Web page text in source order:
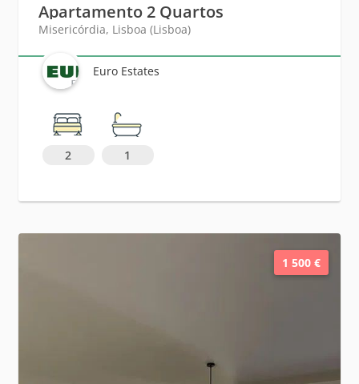
Apartamento 2 Quartos
Misericórdia, Lisboa (Lisboa)
Euro Estates
2 1
1 500 €